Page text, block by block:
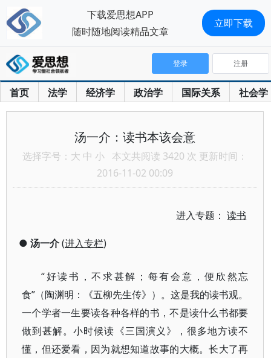
首页 法学 经济学 政治学 国际关系 社会学
登录 注册
汤一介：读书本该会意
选择字号： 大 中 小 本文共阅读 3420 次 更新时间：
2016-11-02 00:09
进入专题：读书
● 汤一介(进入专栏)
“好读书，不求甚解；每有会意，便欣然忘
食”（陶渊明：《五柳先生传》）。这是我的读书观。
一个学者一生要读各种各样的书，不是读什么书都要
做到甚解。小时候读《三国演义》，很多地方读不
懂，但还爱看，因为就想知道故事的大概。长大了再
下载爱思想APP
随时随地阅读精品文章
立即下载